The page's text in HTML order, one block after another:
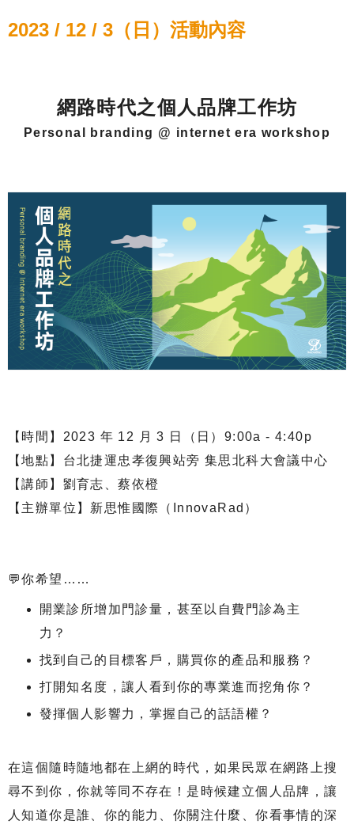
2023 / 12 / 3（日）活動內容
網路時代之個人品牌工作坊
Personal branding @ internet era workshop
【時間】2023 年 12 月 3 日（日）9:00a - 4:40p
【地點】台北捷運忠孝復興站旁 集思北科大會議中心
【講師】劉育志、蔡依橙
【主辦單位】新思惟國際（InnovaRad）
💬你希望……
開業診所增加門診量，甚至以自費門診為主
力？
找到自己的目標客戶，購買你的產品和服務？
打開知名度，讓人看到你的專業進而挖角你？
發揮個人影響力，掌握自己的話語權？
在這個隨時隨地都在上網的時代，如果民眾在網路上搜
尋不到你，你就等同不存在！是時候建立個人品牌，讓
人知道你是誰、你的能力、你關注什麼、你看事情的深